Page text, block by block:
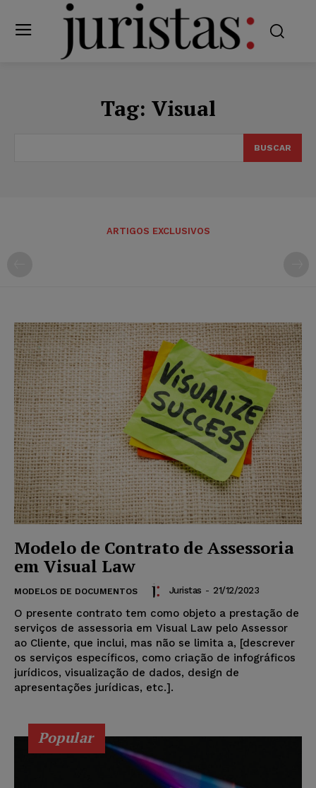
Tag: Visual
BUSCAR
ARTIGOS EXCLUSIVOS
Modelo de Contrato de Assessoria
em Visual Law
MODELOS DE DOCUMENTOS Juristas - 21/12/2023
O presente contrato tem como objeto a prestação de
serviços de assessoria em Visual Law pelo Assessor
ao Cliente, que inclui, mas não se limita a, [descrever
os serviços específicos, como criação de infográficos
jurídicos, visualização de dados, design de
apresentações jurídicas, etc.].
Popular